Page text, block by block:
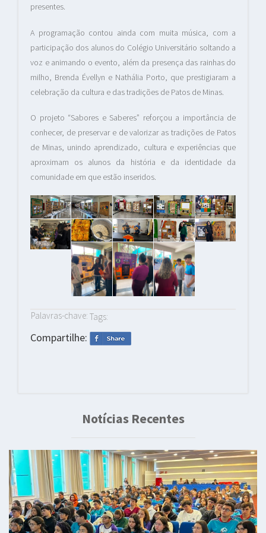
presentes.
A programação contou ainda com muita música, com a
participação dos alunos do Colégio Universitário soltando a
voz e animando o evento, além da presença das rainhas do
milho, Brenda Évellyn e Nathália Porto, que prestigiaram a
celebração da cultura e das tradições de Patos de Minas.
O projeto “Sabores e Saberes” reforçou a importância de
conhecer, de preservar e de valorizar as tradições de Patos
de Minas, unindo aprendizado, cultura e experiências que
aproximam os alunos da história e da identidade da
comunidade em que estão inseridos.
Palavras-chave: Tags:
Compartilhe:
Notícias Recentes